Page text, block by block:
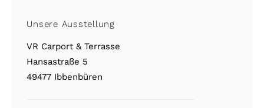
Unsere Ausstellung
VR Carport & Terrasse
Hansastraße 5
49477 Ibbenbüren